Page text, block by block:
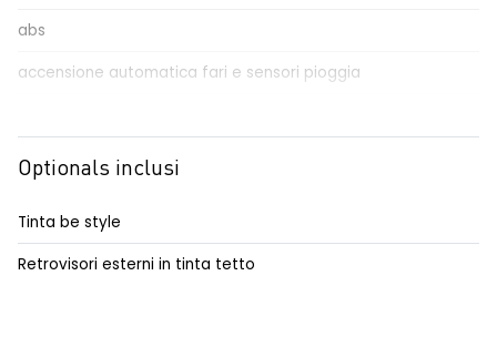
abs
accensione automatica fari e sensori pioggia
Aggiornamento del sistema, incluso per 5 anni
airbag laterali a tendina anteriori e posteriori
Optionals inclusi
Tinta be style
Retrovisori esterni in tinta tetto